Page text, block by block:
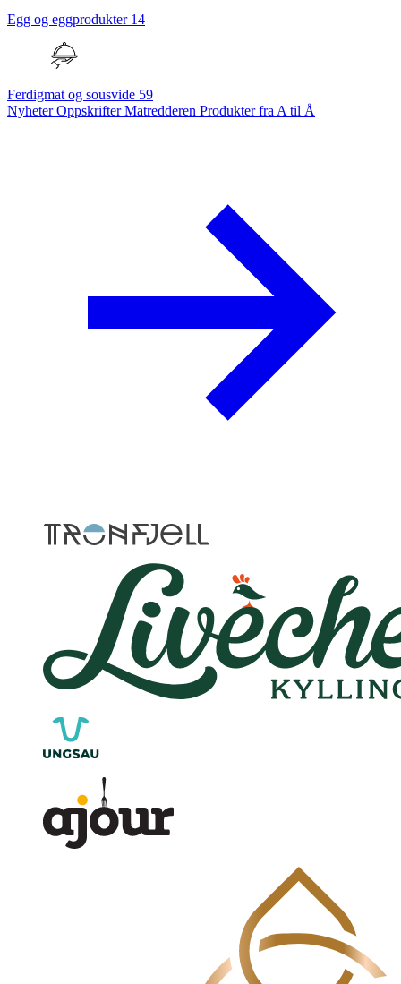
Egg og eggprodukter 14
Ferdigmat og sousvide 59
NyheterOppskrifterMatredderen Produkter fra A til Å